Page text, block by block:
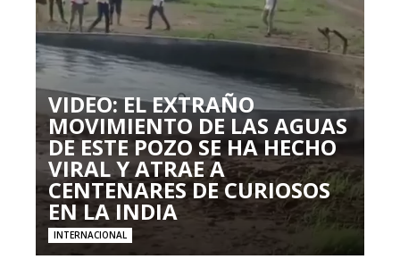
VIDEO: EL EXTRAÑO
MOVIMIENTO DE LAS AGUAS
DE ESTE POZO SE HA HECHO
VIRAL Y ATRAE A
CENTENARES DE CURIOSOS
EN LA INDIA
INTERNACIONAL